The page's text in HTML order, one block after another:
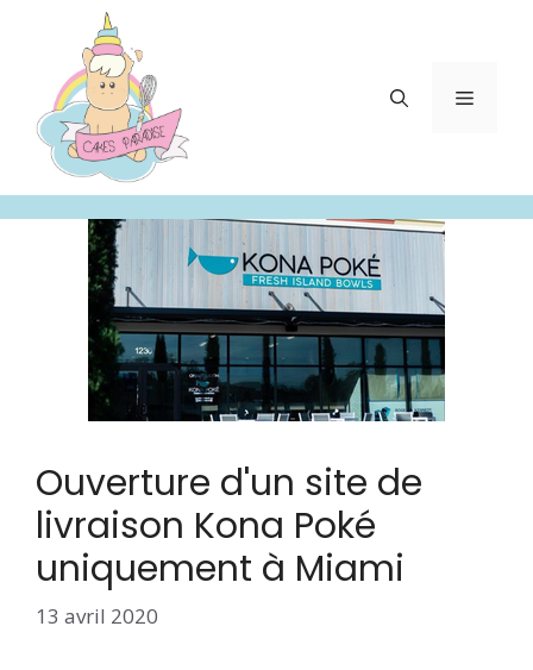
contenu
Menu
Ouverture d'un site de
livraison Kona Poké
uniquement à Miami
13 avril 2020